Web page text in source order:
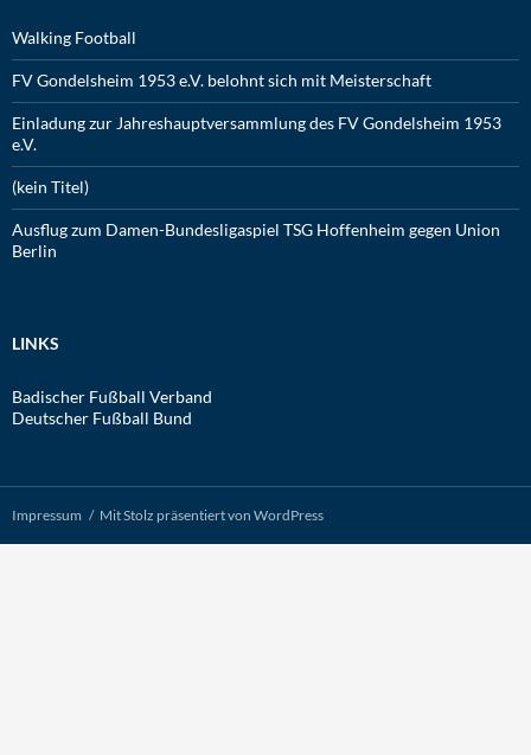
Walking Football
FV Gondelsheim 1953 e.V. belohnt sich mit Meisterschaft
Einladung zur Jahreshauptversammlung des FV Gondelsheim 1953
e.V.
(kein Titel)
Ausflug zum Damen-Bundesligaspiel TSG Hoffenheim gegen Union
Berlin
LINKS
Badischer Fußball Verband
Deutscher Fußball Bund
Impressum Mit Stolz präsentiert von WordPress